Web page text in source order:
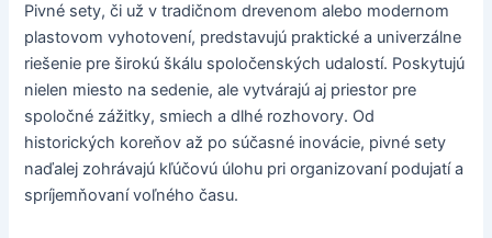
Pivné sety, či už v tradičnom drevenom alebo modernom
plastovom vyhotovení, predstavujú praktické a univerzálne
riešenie pre širokú škálu spoločenských udalostí. Poskytujú
nielen miesto na sedenie, ale vytvárajú aj priestor pre
spoločné zážitky, smiech a dlhé rozhovory. Od
historických koreňov až po súčasné inovácie, pivné sety
naďalej zohrávajú kľúčovú úlohu pri organizovaní podujatí a
spríjemňovaní voľného času.